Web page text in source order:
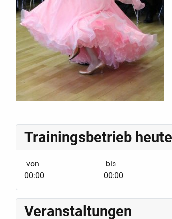
Trainingsbetrieb heute
von bis
00:00
00:00
Veranstaltungen